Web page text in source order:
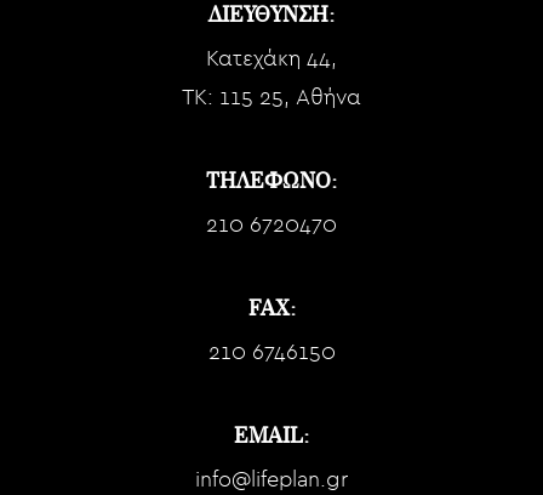
ΔΙΕΥΘΥΝΣΗ:
Κατεχάκη 44,
TK: 115 25, Αθήνα
ΤΗΛΕΦΩΝΟ:
210 6720470
FAX:
210 6746150
EMAIL:
info@lifeplan.gr